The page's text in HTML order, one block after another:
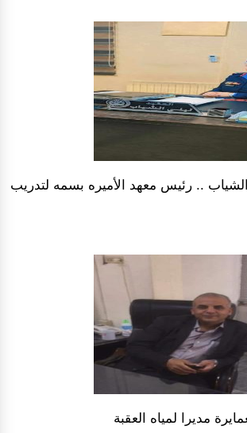
الشياب .. رئيس معهد الأميره بسمه لتدريب
مديرا لمياه العقبة